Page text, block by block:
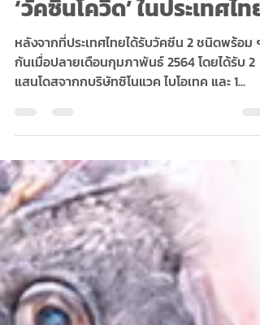
14 เรื่องที่ต้องรู้เกี่ยวกับ
‘วัคซีนโควิด’ ในประเทศไทย
หลังจากที่ประเทศไทยได้รับวัคซีน 2 ชนิดพร้อม ๆ